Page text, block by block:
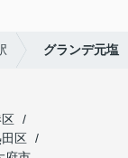
グランデ元塩
区